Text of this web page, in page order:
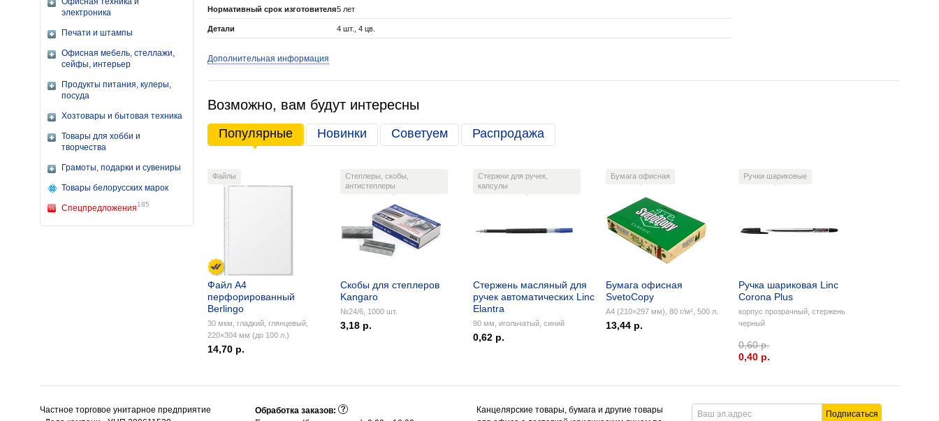
электроника
Печати и штампы
Офисная мебель, стеллажи,
сейфы, интерьер
Продукты питания, кулеры,
посуда
Хозтовары и бытовая техника
Товары для хобби и
творчества
Грамоты, подарки и сувениры
Товары белорусских марок
Спецпредложения185
Нормативный срок изготовителя5 лет
Детали 4 шт., 4 цв.
Дополнительная информация
Возможно, вам будут интересны
Популярные Новинки Советуем Распродажа
Файлы
Файл А4
перфорированный
Berlingo
30 мкм, гладкий, глянцевый,
220×304 мм (до 100 л.)
14,70 р.
Степлеры, скобы,
антистеплеры
Скобы для степлеров
Kangaro
№24/6, 1000 шт.
3,18 р.
Стержни для ручек,
капсулы
Стержень масляный для
ручек автоматических Linc
Elantra
90 мм, игольчатый, синий
0,62 р.
Бумага офисная
Бумага офисная
SvetoCopy
А4 (210×297 мм), 80 г/м², 500 л.
13,44 р.
Ручки шариковые
Ручка шариковая Linc
Corona Plus
корпус прозрачный, стержень
черный
0,60 р.
0,40 p.
Частное торговое унитарное предприятие
Подписаться
Обработка заказов:
Канцелярские товары, бумага и другие товары